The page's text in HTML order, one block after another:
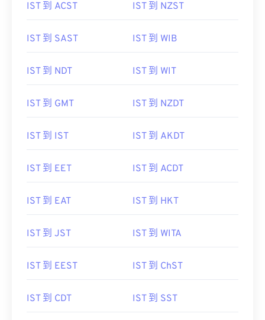
IST 到 ACST IST 到 NZST
IST 到 SAST IST 到 WIB
IST 到 NDT IST 到 WIT
IST 到 GMT IST 到 NZDT
IST 到 IST IST 到 AKDT
IST 到 EET IST 到 ACDT
IST 到 EAT IST 到 HKT
IST 到 JST IST 到 WITA
IST 到 EEST IST 到 ChST
IST 到 CDT IST 到 SST